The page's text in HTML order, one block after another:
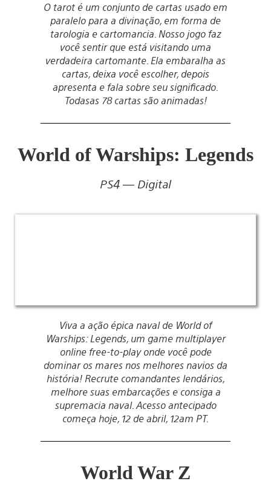
O tarot é um conjunto de cartas usado em
paralelo para a divinação, em forma de
tarologia e cartomancia. Nosso jogo faz
você sentir que está visitando uma
verdadeira cartomante. Ela embaralha as
cartas, deixa você escolher, depois
apresenta e fala sobre seu significado.
Todasas 78 cartas são animadas!
World of Warships: Legends
PS4 — Digital
Viva a ação épica naval de World of
Warships: Legends, um game multiplayer
online free-to-play onde você pode
dominar os mares nos melhores navios da
história! Recrute comandantes lendários,
melhore suas embarcações e consiga a
supremacia naval. Acesso antecipado
começa hoje, 12 de abril, 12am PT.
World War Z